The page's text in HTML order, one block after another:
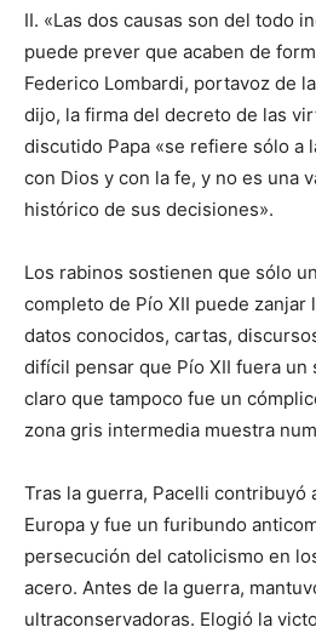
II. «Las dos causas son del todo
puede prever que acaben de
Federico Lombardi, portavoz de
dijo, la firma del decreto de las
discutido Papa «se refiere sólo a
con Dios y con la fe, y no es una
histórico de sus decisiones».
Los rabinos sostienen que sólo
completo de Pío XII puede zanjar
datos conocidos, cartas,
difícil pensar que Pío XII fuera un
claro que tampoco fue un
zona gris intermedia muestra
Tras la guerra, Pacelli contribuyó
Europa y fue un furibundo
persecución del catolicismo en
acero. Antes de la guerra,
ultraconservadoras. Elogió la